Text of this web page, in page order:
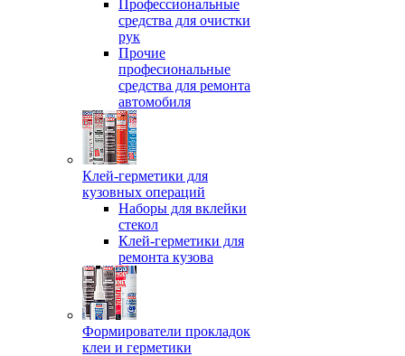
Профессиональные
средства для очистки
рук
Прочие
професиональные
средства для ремонта
автомобиля
Клей-герметики для
кузовных операций
Наборы для вклейки
стекол
Клей-герметики для
ремонта кузова
Формирователи прокладок
клеи и герметики